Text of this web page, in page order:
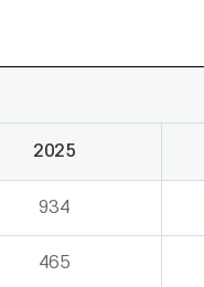
2025
934
465